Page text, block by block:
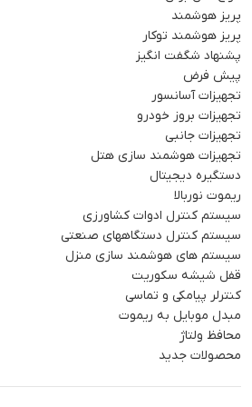
پریز هوشمند
پریز هوشمند توکار
پشنهاد شگفت انگیز
پیش فرض
تجهیزات آسانسور
تجهیزات بروز خودرو
تجهیزات جانبی
تجهیزات هوشمند سازی هتل
دستگیره دیجیتال
ریموت نوربالا
سیستم کنترل ادوات کشاورزی
سیستم کنترل دستگاههای صنعتی
سیستم های هوشمند سازی منزل
قفل شیشه سکوریت
کنترلر پیامکی و تماسی
مبدل موبایل به ریموت
محافظ ولتاژ
محصولات جدید